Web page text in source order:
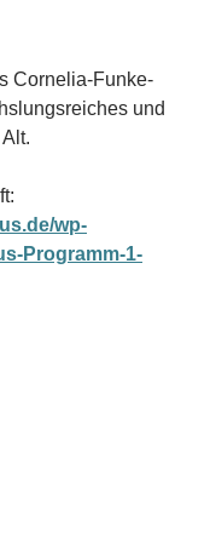
Cornelia-Funke-
und
wp-
Programm-1-